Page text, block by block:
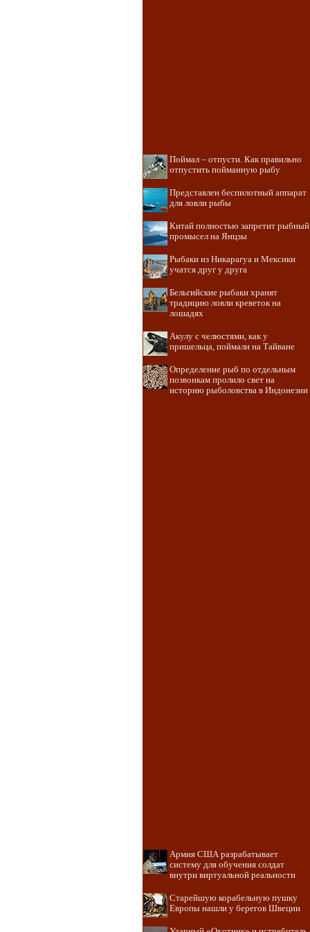
Поймал – отпусти. Как правильно
отпустить пойманную рыбу
Представлен беспилотный аппарат
для ловли рыбы
Китай полностью запретит рыбный
промысел на Янцзы
Рыбаки из Никарагуа и Мексики
учатся друг у друга
Бельгийские рыбаки хранят
традицию ловли креветок на
лошадях
Акулу с челюстями, как у
пришельца, поймали на Тайване
Определение рыб по отдельным
позвонкам пролило свет на
историю рыболовства в Индонезии
Армия США разрабатывает
систему для обучения солдат
внутри виртуальной реальности
Старейшую корабельную пушку
Европы нашли у берегов Швеции